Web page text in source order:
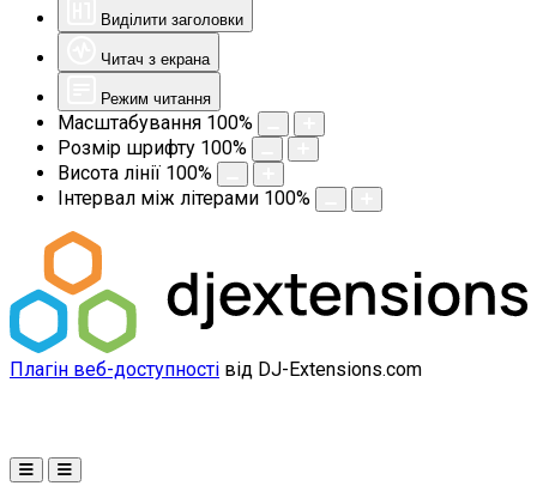
Виділити заголовки
Читач з екрана
Режим читання
Масштабування 100%
Розмір шрифту 100%
Висота лінії 100%
Інтервал між літерами 100%
Плагін веб-доступності від DJ-Extensions.com